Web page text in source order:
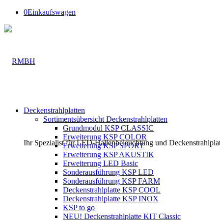
0Einkaufswagen
Ihr Spezialist für LED-Hallenbeleuchtung und
Deckenstrahlplatten
Sortimentsübersicht Deckenstrahlplatten
Grundmodul KSP CLASSIC
Erweiterung KSP COLOR
Erweiterung KSP SPORT
Erweiterung KSP AKUSTIK
Erweiterung LED Basic
Sonderausführung KSP LED
Sonderausführung KSP FARM
Deckenstrahlplatte KSP COOL
Deckenstrahlplatte KSP INOX
KSP to go
NEU! Deckenstrahlplatte KIT Classic